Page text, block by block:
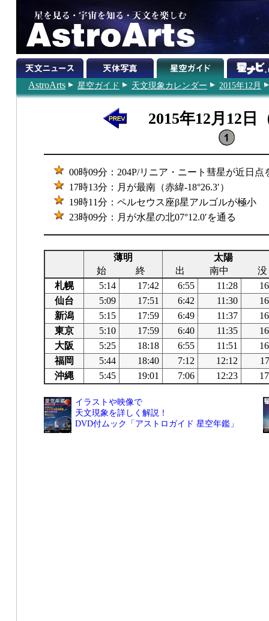
AstroArts 星空ガイド 天文現象カレンダー 2015年12月
2015年12月12日
00時09分：204P/リニア・ニート彗星が近日点
17時13分：月が最南（赤緯-18°26.3′）
19時11分：ペルセウス座β星アルゴルが極小
23時09分：月が水星の北07°12.0′を通る
薄明
太陽
始
終 出 南中
没
札幌
5:14 17:42 6:55 11:28
仙台
5:09 17:51 6:42 11:30
新潟
5:15 17:59 6:49 11:37
東京
5:10 17:59 6:40 11:35
大阪
5:25 18:18 6:55 11:51
福岡
5:44 18:40 7:12 12:12
沖縄
5:45 19:01 7:06 12:23
イラストや映像で
天文現象を詳しく解説！
DVD付ムック「アストロガイド 星空年鑑」